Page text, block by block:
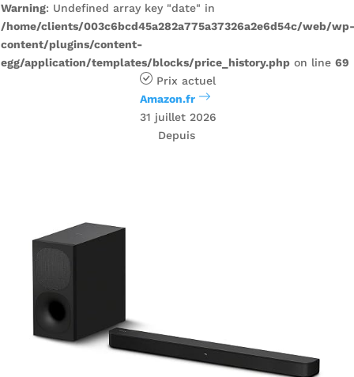
Warning: Undefined array key "date" in
/home/clients/003c6bcd45a282a775a37326a2e6d54c/web/
content/plugins/content-
egg/application/templates/blocks/price_history.php on line69
Prix ​​actuel
Amazon.fr
31 juillet 2026
Depuis